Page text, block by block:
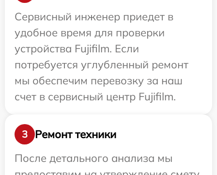
Сервисный инженер приедет в
удобное время для проверки
устройства Fujifilm. Если
потребуется углубленный ремонт
мы обеспечим перевозку за наш
счет в сервисный центр Fujifilm.
3
Ремонт техники
После детального анализа мы